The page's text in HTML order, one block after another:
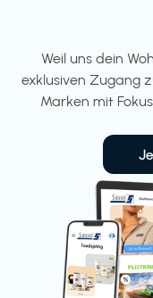
Weil uns dein
exklusiven Zugang
Marken mit